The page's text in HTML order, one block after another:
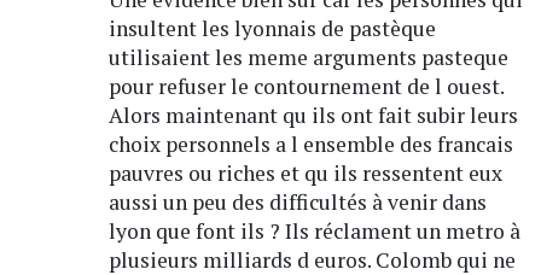
insultent les lyonnais de pastèque
utilisaient les meme arguments pasteque
pour refuser le contournement de l ouest.
Alors maintenant qu ils ont fait subir leurs
choix personnels a l ensemble des francais
pauvres ou riches et qu ils ressentent eux
aussi un peu des difficultés à venir dans
lyon que font ils ? Ils réclament un metro à
plusieurs milliards d euros. Colomb qui ne